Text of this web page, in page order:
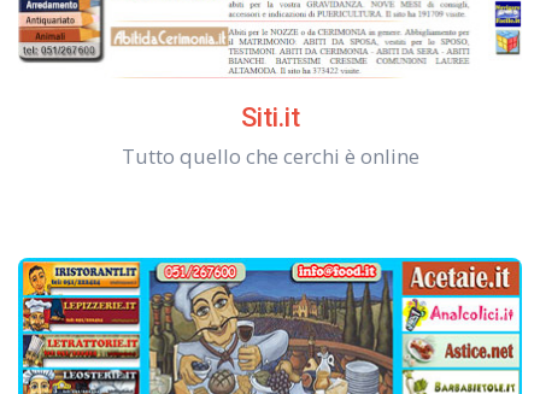
Siti.it
Tutto quello che cerchi è online